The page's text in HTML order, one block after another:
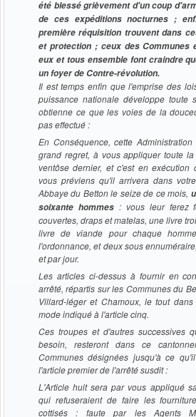
été blessé grièvement d'un coup
de ces expéditions nocturnes ;
première réquisition trouvent dans
et protection ; ceux des Communes
eux et tous ensemble font craindre
un foyer de Contre-révolution.
Il est temps enfin que l'emprise des
puissance nationale développe
obtienne ce que les voies de la
pas effectué :
En Conséquence, cette
grand regret, à vous appliquer toute
ventôse dernier, et c'est en
vous préviens qu'il arrivera dans
Abbaye du Betton le seize de ce mois,
soixante hommes: vous leur ferez
couvertes, draps et matelas, une livre
livre de viande pour chaque
l'ordonnance, et deux sous
et par jour.
Les articles ci-dessus à fournir en
arrêté, répartis sur les Communes du
Villard-léger et Chamoux, le tout
mode indiqué à l'article cinq.
Ces troupes et d'autres successives
besoin, resteront dans ce
Communes désignées jusqu'à ce
l'article premier de l'arrêté susdit :
L'Article huit sera par vous appliqué
qui refuseraient de faire les
cottisés : faute par les Agents